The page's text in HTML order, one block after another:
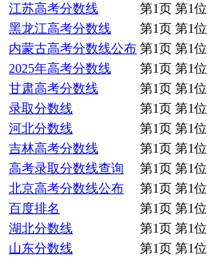
江苏高考分数线
第1页 第1位
黑龙江高考分数线
第1页 第1位
内蒙古高考分数线公布 第1页 第1位
2025年高考分数线
第1页 第1位
甘肃高考分数线
第1页 第1位
录取分数线
第1页 第1位
河北分数线
第1页 第1位
吉林高考分数线
第1页 第1位
高考录取分数线查询
第1页 第1位
北京高考分数线公布
第1页 第1位
百度排名
第1页 第1位
湖北分数线
第1页 第1位
山东分数线
第1页 第1位